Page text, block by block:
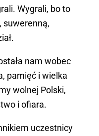
Wygrali, bo to
suwerenną,
nam wobec
pamięć i wielka
wolnej Polski,
i ofiara.
uczestnicy